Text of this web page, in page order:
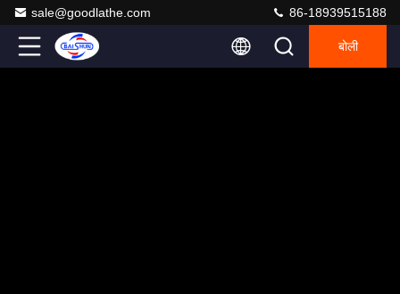
sale@goodlathe.com 86-18939515188
बोली